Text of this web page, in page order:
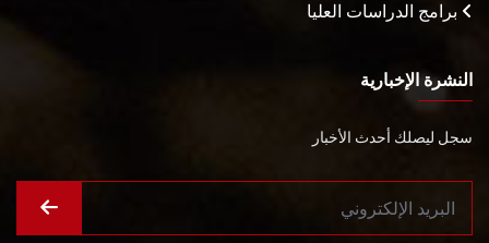
برامج الدراسات العليا
النشرة الإخبارية
سجل ليصلك أحدث الأخبار